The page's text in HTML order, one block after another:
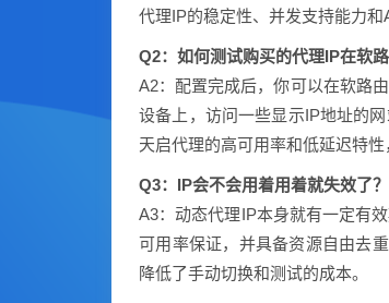
代理IP的稳定性、并发支持能力和
Q2：如何测试购买的代理IP在软
A2：配置完成后，你可以在软路
设备上，访问一些显示IP地址的
天启代理的高可用率和低延迟特性
Q3：IP会不会用着用着就失效了？
A3：动态代理IP本身就有一定有
可用率保证，并具备资源自由去
降低了手动切换和测试的成本。